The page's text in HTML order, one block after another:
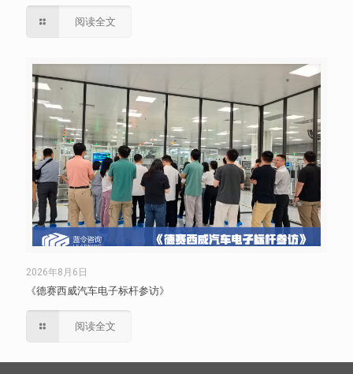
阅读全文
2026年8月6日
《德赛西威汽车电子标杆参访》
阅读全文